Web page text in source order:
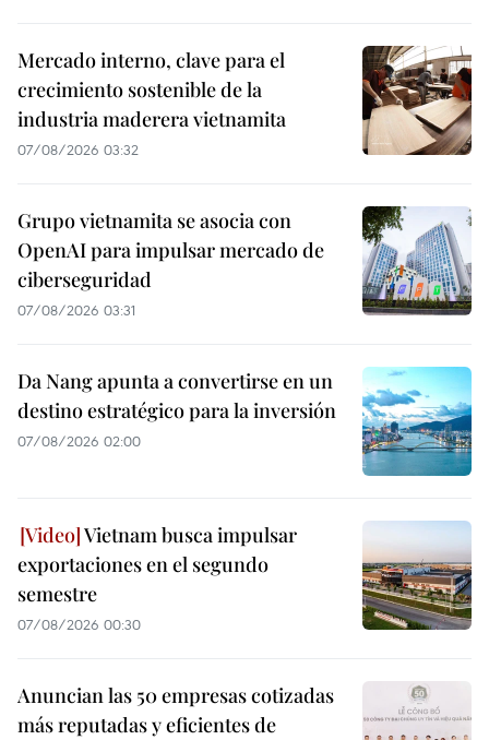
Mercado interno, clave para el
crecimiento sostenible de la
industria maderera vietnamita
07/08/2026 03:32
Grupo vietnamita se asocia con
OpenAI para impulsar mercado de
ciberseguridad
07/08/2026 03:31
Da Nang apunta a convertirse en un
destino estratégico para la inversión
07/08/2026 02:00
Vietnam busca impulsar
exportaciones en el segundo
semestre
07/08/2026 00:30
Anuncian las 50 empresas cotizadas
más reputadas y eficientes de